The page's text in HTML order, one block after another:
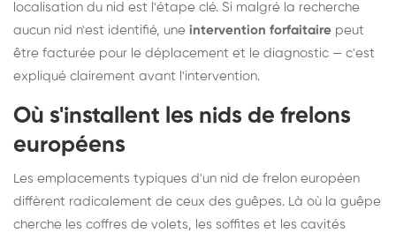
localisation du nid est l'étape clé. Si malgré la recherche
aucun nid n'est identifié, une intervention forfaitaire peut
être facturée pour le déplacement et le diagnostic — c'est
expliqué clairement avant l'intervention.
Où s'installent les nids de frelons
européens
Les emplacements typiques d'un nid de frelon européen
diffèrent radicalement de ceux des guêpes. Là où la guêpe
cherche les coffres de volets, les soffites et les cavités